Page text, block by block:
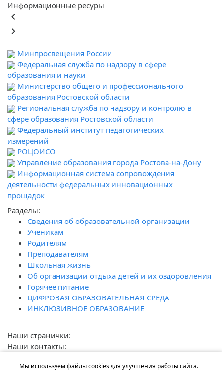
Информационные ресуры
keyboard_arrow_left
keyboard_arrow_right
Минпросвещения России
Федеральная служба по надзору в сфере
образования и науки
Министерство общего и профессионального
образования Ростовской области
Региональная служба по надзору и контролю в
сфере образования Ростовской области
Федеральный институт педагогических
измерений
РОЦОИСО
Управление образования города Ростова-на-Дону
Информационная система сопровождения
деятельности федеральных инновационных
прощадок
Разделы:
Сведения об образовательной организации
Ученикам
Родителям
Преподавателям
Школьная жизнь
Об организации отдыха детей и их оздоровления
Горячее питание
ЦИФРОВАЯ ОБРАЗОВАТЕЛЬНАЯ СРЕДА
ИНКЛЮЗИВНОЕ ОБРАЗОВАНИЕ
Наши странички:
Наши контакты:
+7 (863) 200-33-13
Мы используем файлы cookies для улучшения работы сайта.